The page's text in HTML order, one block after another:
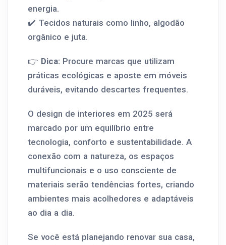
energia.
✔️ Tecidos naturais como linho, algodão
orgânico e juta.
👉 Dica: Procure marcas que utilizam
práticas ecológicas e aposte em móveis
duráveis, evitando descartes frequentes.
O design de interiores em 2025 será
marcado por um equilíbrio entre
tecnologia, conforto e sustentabilidade. A
conexão com a natureza, os espaços
multifuncionais e o uso consciente de
materiais serão tendências fortes, criando
ambientes mais acolhedores e adaptáveis
ao dia a dia.
Se você está planejando renovar sua casa,